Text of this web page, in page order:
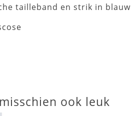
tailleband en strik in blauw
ook leuk